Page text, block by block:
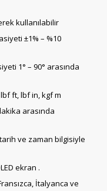
kullanılabilir
±1% – %10
1° – 90° arasında
ft, lbf in, kgf m
arasında
ve zaman bilgisiyle
ekran .
İtalyanca ve